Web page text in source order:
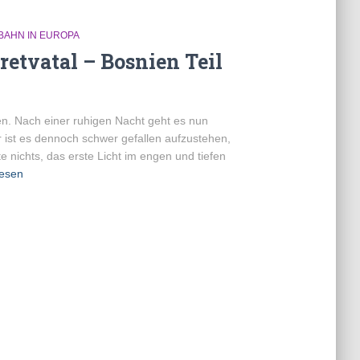
IN EUROPA
– Bosnien Teil
Nach einer ruhigen Nacht geht es nun
es dennoch schwer gefallen aufzustehen,
nichts, das erste Licht im engen und tiefen